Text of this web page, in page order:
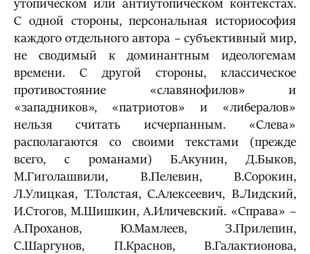
утопическом или антиутопическом контекстах.
С одной стороны, персональная историософия
каждого отдельного автора – субъективный мир,
не сводимый к доминантным идеологемам
времени. С другой стороны, классическое
противостояние «славянофилов» и
«западников», «патриотов» и «либералов»
нельзя считать исчерпанным. «Слева»
располагаются со своими текстами (прежде
всего, с романами) Б.Акунин, Д.Быков,
М.Гиголашвили, В.Пелевин, В.Сорокин,
Л.Улицкая, Т.Толстая, С.Алексеевич, В.Лидский,
И.Стогов, М.Шишкин, А.Иличевский. «Справа» –
А.Проханов, Ю.Мамлеев, З.Прилепин,
С.Шаргунов, П.Краснов, В.Галактионова,